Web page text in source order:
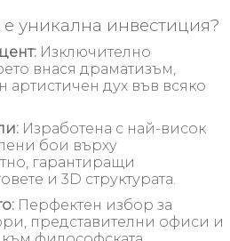
уникална инвестиция?
Изключително
внася драматизъм,
дух във всяко
Изработена с най-висок
бои върху
гарантиращи
и 3D структурата.
Перфектен избор за
представителни офиси и